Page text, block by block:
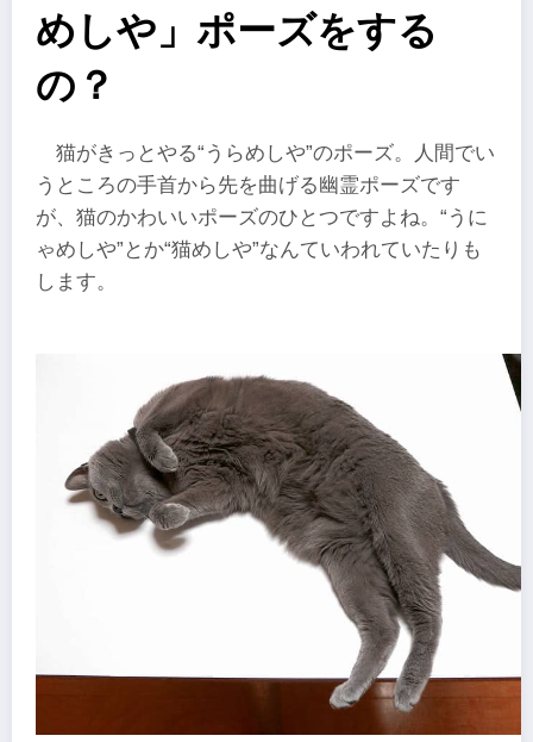
めしや」ポーズをする
の？
猫がきっとやる“うらめしや”のポーズ。人間でい
うところの手首から先を曲げる幽霊ポーズです
が、猫のかわいいポーズのひとつですよね。“うに
ゃめしや”とか“猫めしや”なんていわれていたりも
します。